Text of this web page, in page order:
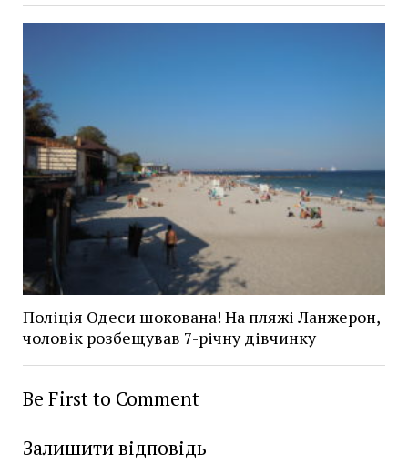
Поліція Одеси шокована! На пляжі Ланжерон,
чоловік розбещував 7-річну дівчинку
Be First to Comment
Залишити відповідь